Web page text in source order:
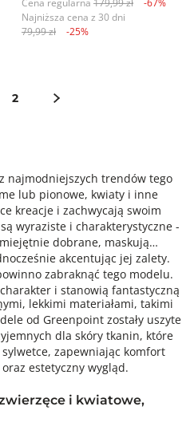
Cena regularna 179,99 zł
-67%
Najniższa cena z 30 dni
79,99 zł
-25%
2
najmodniejszych trendów tego
lub pionowe, kwiaty i inne
kreacje i zachwycają swoim
wyraziste i charakterystyczne -
dobrane, maskują
akcentując jej zalety.
zabraknąć tego modelu.
i stanowią fantastyczną
lekkimi materiałami, takimi
od Greenpoint zostały uszyte
dla skóry tkanin, które
zapewniając komfort
estetyczny wygląd.
i kwiatowe,